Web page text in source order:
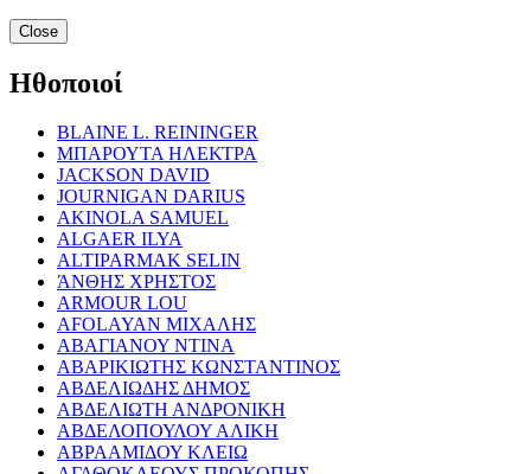
Close
Ηθοποιοί
BLAINE L. REININGER
ΜΠΑΡΟΥΤΑ ΗΛΕΚΤΡΑ
JACKSON DAVID
JOURNIGAN DARIUS
AKINOLA SAMUEL
ALGAER ILYA
ALTIPARMAK SELIN
ΆΝΘΗΣ ΧΡΗΣΤΟΣ
ARMOUR LOU
AFOLAYAN ΜΙΧΑΛΗΣ
ΑΒΑΓΙΑΝΟΥ ΝΤΙΝΑ
ΑΒΑΡΙΚΙΩΤΗΣ ΚΩΝΣΤΑΝΤΙΝΟΣ
ΑΒΔΕΛΙΩΔΗΣ ΔΗΜΟΣ
ΑΒΔΕΛΙΩΤΗ ΑΝΔΡΟΝΙΚΗ
ΑΒΔΕΛΟΠΟΥΛΟΥ ΑΛΙΚΗ
ΑΒΡΑΑΜΙΔΟΥ ΚΛΕΙΩ